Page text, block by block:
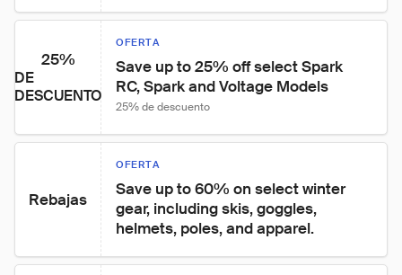
25%
DE
DESCUENTO
OFERTA
Save up to 25% off select Spark
RC, Spark and Voltage Models
25% de descuento
Rebajas
OFERTA
Save up to 60% on select winter
gear, including skis, goggles,
helmets, poles, and apparel.